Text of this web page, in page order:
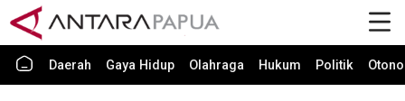
Daerah Gaya Hidup Olahraga Hukum Politik